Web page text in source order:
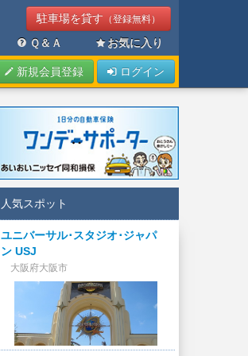
駐車場を貸す （登録無料）
Ｑ＆Ａ お気に入り
新規会員登録 ログイン
人気スポット
ユニバーサル･スタジオ･ジャパ
ン USJ
大阪府大阪市